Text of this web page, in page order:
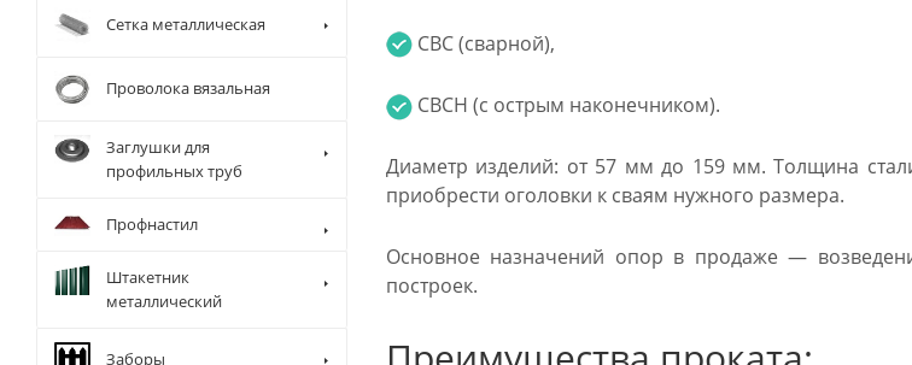
СВС (сварной),
СВСН (с острым наконечником).
Диаметр изделий: от 57 мм до 159 мм. Толщина
приобрести оголовки к сваям нужного размера.
Основное назначений опор в продаже —
построек.
Сетка металлическая
Проволока вязальная
Заглушки для
профильных труб
Профнастил
Штакетник
металлический
Заборы